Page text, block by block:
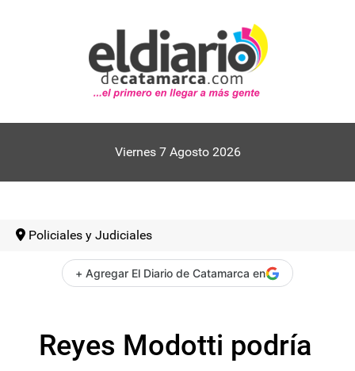
Viernes 7 Agosto 2026
Policiales y Judiciales
+ Agregar El Diario de Catamarca en
Reyes Modotti podría